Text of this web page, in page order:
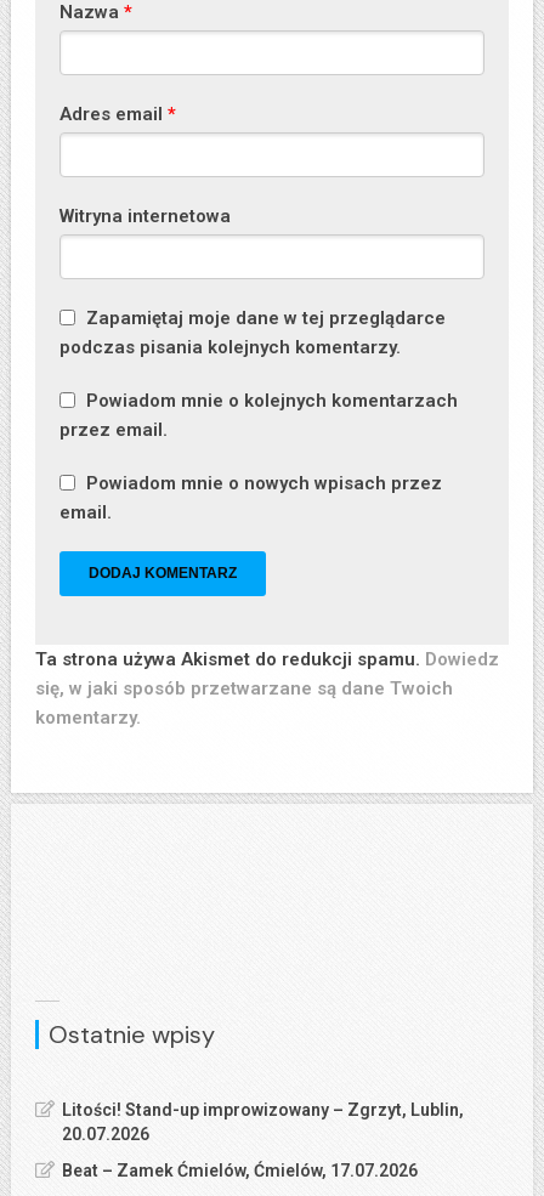
Nazwa *
Adres email *
Witryna internetowa
Zapamiętaj moje dane w tej przeglądarce
podczas pisania kolejnych komentarzy.
Powiadom mnie o kolejnych komentarzach
przez email.
Powiadom mnie o nowych wpisach przez
email.
Ta strona używa Akismet do redukcji spamu. Dowiedz
się, w jaki sposób przetwarzane są dane Twoich
komentarzy.
Ostatnie wpisy
Litości! Stand-up improwizowany – Zgrzyt, Lublin,
20.07.2026
Beat – Zamek Ćmielów, Ćmielów, 17.07.2026